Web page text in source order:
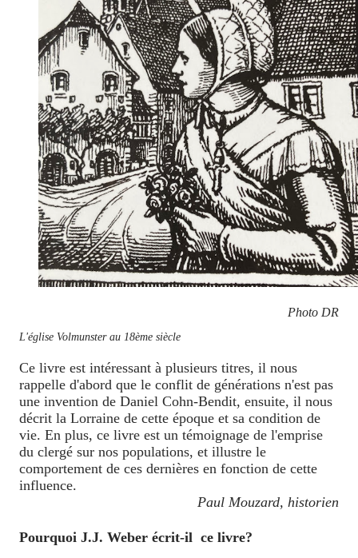
Photo DR
L'église Volmunster au 18ème siècle
Ce livre est intéressant à plusieurs titres, il nous
rappelle d'abord que le conflit de générations n'est pas
une invention de Daniel Cohn-Bendit, ensuite, il nous
décrit la Lorraine de cette époque et sa condition de
vie. En plus, ce livre est un témoignage de l'emprise
du clergé sur nos populations, et illustre le
comportement de ces dernières en fonction de cette
influence.
Paul Mouzard, historien
Pourquoi J.J. Weber écrit-il ce livre?